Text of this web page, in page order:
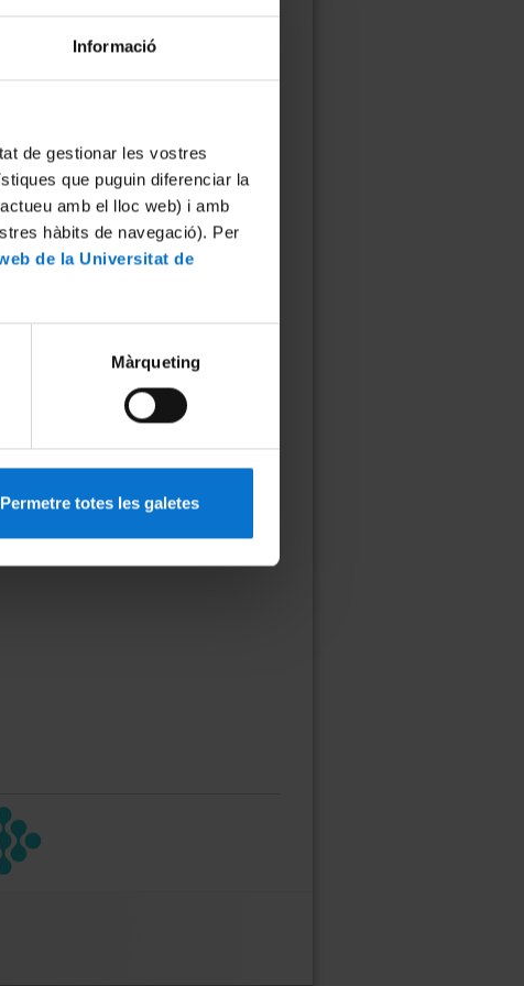
Informació
de gestionar les vostres
que puguin diferenciar la
amb el lloc web) i amb
hàbits de navegació). Per
de la Universitat de
Màrqueting
Permetre totes les galetes